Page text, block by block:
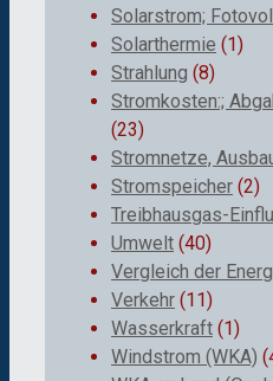
Solarstrom;
Solarthermie (1)
Strahlung (8)
Stromkosten:;
(23)
Stromnetze,
Stromspeicher (2)
Treibhausgas-
Umwelt (40)
Vergleich der
Verkehr (11)
Wasserkraft (1)
Windstrom (WKA)